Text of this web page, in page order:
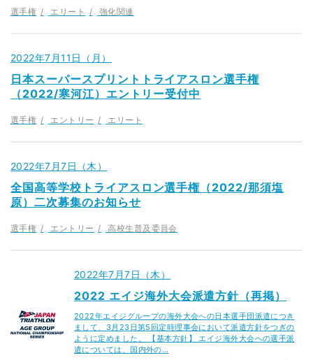
選手権 エリート 強化関連
2022年7月11日（月）
日本スーパースプリントトライアスロン選手権
（2022/寒河江）エントリー受付中
選手権 エントリー エリート
2022年7月7日（木）
全国高等学校トライアスロン選手権（2022/那須塩
原）二次募集のお知らせ
選手権 エントリー 高校生普及委員会
2022年7月7日（木）
2022 エイジ海外大会派遣方針（再掲）
2022年エイジグループの海外大会への日本選手団派遣につき
まして、3月23日第5回定時理事会において派遣方針をつぎの
ように定めました。 【基本方針】 エイジ海外大会への選手派
遣については、国内外の…